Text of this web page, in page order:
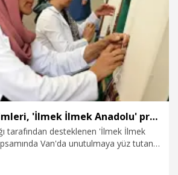
3 ilin halı ve kilimleri, 'İlmek İlmek Anadolu' projesi ile yaşatılıyor
tarafından desteklenen 'İlmek İlmek
Van'da unutulmaya yüz tutan